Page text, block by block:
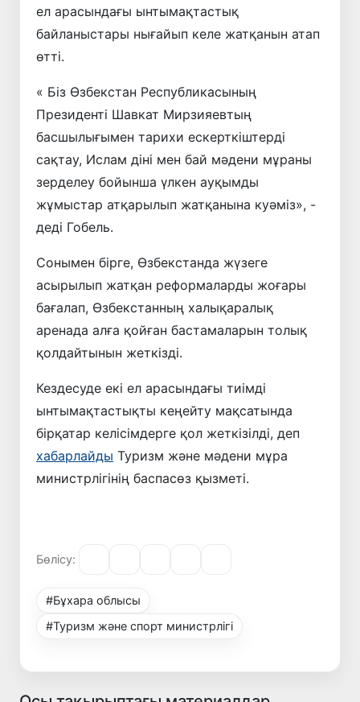
ел арасындағы ынтымақтастық
байланыстары нығайып келе жатқанын атап
өтті.
« Біз Өзбекстан Республикасының
Президенті Шавкат Мирзияевтың
басшылығымен тарихи ескерткіштерді
сақтау, Ислам діні мен бай мәдени мұраны
зерделеу бойынша үлкен ауқымды
жұмыстар атқарылып жатқанына куәміз», -
деді Гобель.
Сонымен бірге, Өзбекстанда жүзеге
асырылып жатқан реформаларды жоғары
бағалап, Өзбекстанның халықаралық
аренада алға қойған бастамаларын толық
қолдайтынын жеткізді.
Кездесуде екі ел арасындағы тиімді
ынтымақтастықты кеңейту мақсатында
бірқатар келісімдерге қол жеткізілді, деп
хабарлайды Туризм және мәдени мұра
министрлігінің баспасөз қызметі.
Бөлісу:
#Бұхара облысы
#Туризм және спорт министрлігі